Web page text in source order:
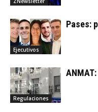
Ejecutivos
Pases:
Regulaciones